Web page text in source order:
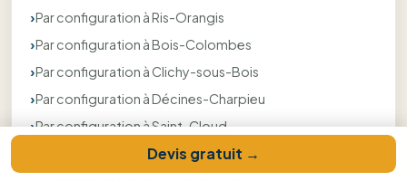
Par configuration à Ris-Orangis
Par configuration à Bois-Colombes
Par configuration à Clichy-sous-Bois
Par configuration à Décines-Charpieu
Par configuration à Saint-Cloud
Par configuration à ChatouDevis gratuit →